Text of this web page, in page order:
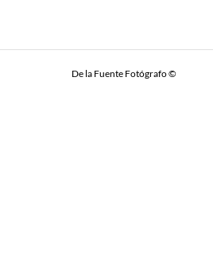
De la Fuente Fotógrafo ©